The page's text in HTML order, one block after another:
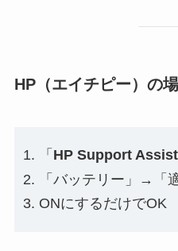
HP（エイチピー）の
「 HP Support
「バッテリー」→「
ONにするだけでOK